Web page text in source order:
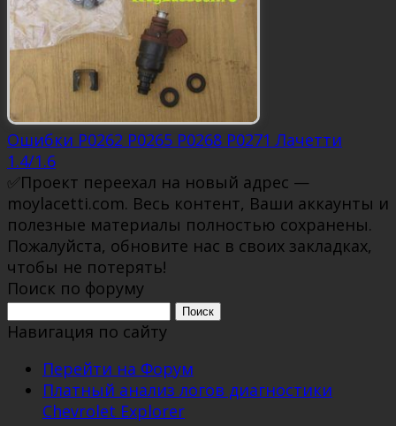
Ошибки P0262 P0265 P0268 P0271 Лачетти
1.4/1.6
✅Проект переехал на новый адрес —
moylacetti.com. Весь контент, Ваши аккаунты и
полезные материалы полностью сохранены.
Пожалуйста, обновите нас в своих закладках,
чтобы не потерять!
Поиск по форуму
Поиск:
Навигация по сайту
Перейти на Форум
Платный анализ логов диагностики
Chevrolet Explorer